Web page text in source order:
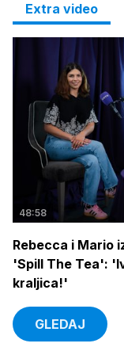
Extra video
48:58
Rebecca i Mario
'Spill The Tea':
kraljica!'
GLEDAJ